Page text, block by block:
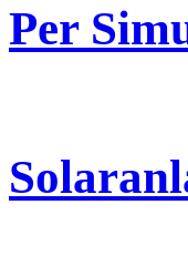
Per